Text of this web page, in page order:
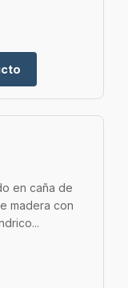
en caña de
madera con